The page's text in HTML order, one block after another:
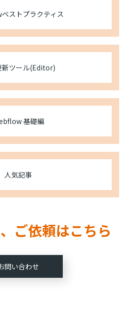
ストプラクティス
新ツール(Editor)
基礎編
人気記事
ご依頼はこちら
問い合わせ